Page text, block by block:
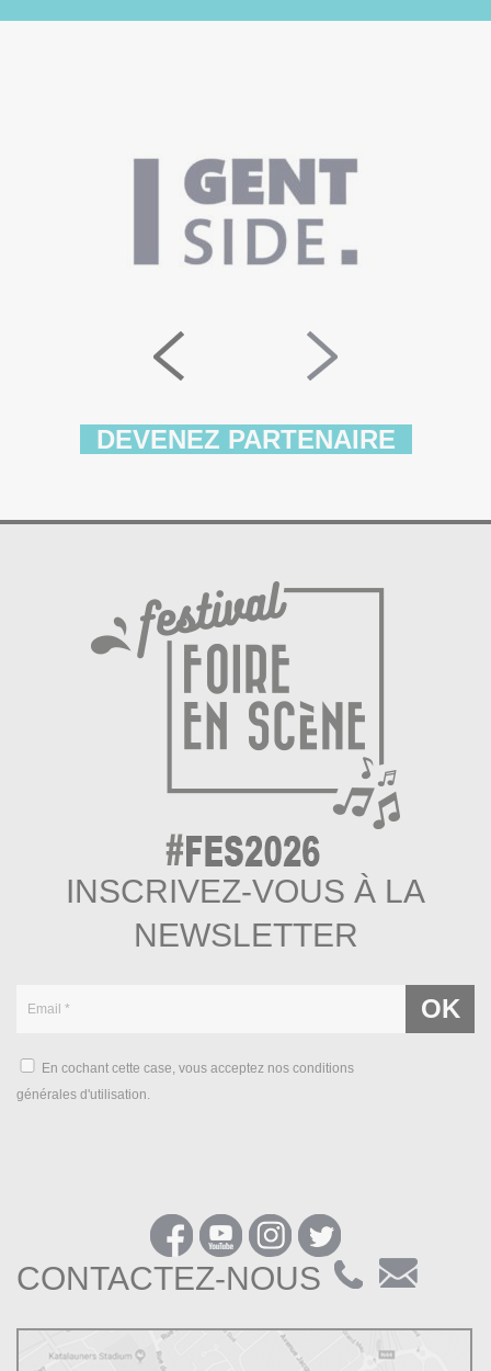
DEVENEZ PARTENAIRE
INSCRIVEZ-VOUS À LA
NEWSLETTER
En cochant cette case, vous acceptez nos conditions
générales d'utilisation.
CONTACTEZ-NOUS